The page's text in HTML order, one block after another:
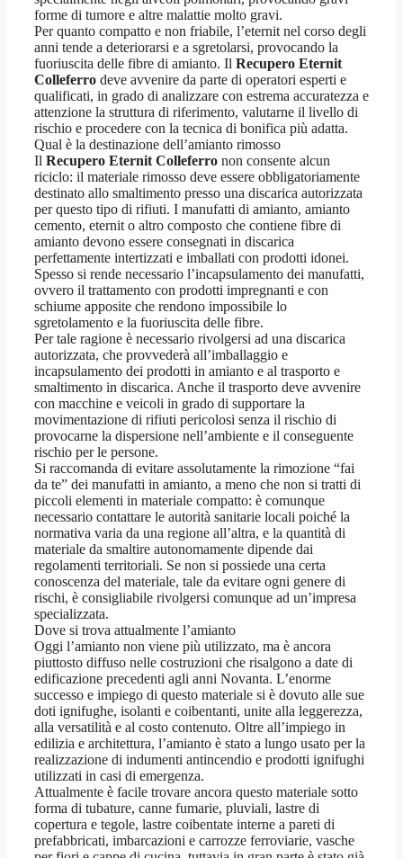
forme di tumore e altre malattie molto gravi.
Per quanto compatto e non friabile, l’eternit nel corso degli
anni tende a deteriorarsi e a sgretolarsi, provocando la
fuoriuscita delle fibre di amianto. Il Recupero Eternit
Colleferro deve avvenire da parte di operatori esperti e
qualificati, in grado di analizzare con estrema accuratezza e
attenzione la struttura di riferimento, valutarne il livello di
rischio e procedere con la tecnica di bonifica più adatta.
Qual è la destinazione dell’amianto rimosso
Il Recupero Eternit Colleferro non consente alcun
riciclo: il materiale rimosso deve essere obbligatoriamente
destinato allo smaltimento presso una discarica autorizzata
per questo tipo di rifiuti. I manufatti di amianto, amianto
cemento, eternit o altro composto che contiene fibre di
amianto devono essere consegnati in discarica
perfettamente intertizzati e imballati con prodotti idonei.
Spesso si rende necessario l’incapsulamento dei manufatti,
ovvero il trattamento con prodotti impregnanti e con
schiume apposite che rendono impossibile lo
sgretolamento e la fuoriuscita delle fibre.
Per tale ragione è necessario rivolgersi ad una discarica
autorizzata, che provvederà all’imballaggio e
incapsulamento dei prodotti in amianto e al trasporto e
smaltimento in discarica. Anche il trasporto deve avvenire
con macchine e veicoli in grado di supportare la
movimentazione di rifiuti pericolosi senza il rischio di
provocarne la dispersione nell’ambiente e il conseguente
rischio per le persone.
Si raccomanda di evitare assolutamente la rimozione “fai
da te” dei manufatti in amianto, a meno che non si tratti di
piccoli elementi in materiale compatto: è comunque
necessario contattare le autorità sanitarie locali poiché la
normativa varia da una regione all’altra, e la quantità di
materiale da smaltire autonomamente dipende dai
regolamenti territoriali. Se non si possiede una certa
conoscenza del materiale, tale da evitare ogni genere di
rischi, è consigliabile rivolgersi comunque ad un’impresa
specializzata.
Dove si trova attualmente l’amianto
Oggi l’amianto non viene più utilizzato, ma è ancora
piuttosto diffuso nelle costruzioni che risalgono a date di
edificazione precedenti agli anni Novanta. L’enorme
successo e impiego di questo materiale si è dovuto alle sue
doti ignifughe, isolanti e coibentanti, unite alla leggerezza,
alla versatilità e al costo contenuto. Oltre all’impiego in
edilizia e architettura, l’amianto è stato a lungo usato per la
realizzazione di indumenti antincendio e prodotti ignifughi
utilizzati in casi di emergenza.
Attualmente è facile trovare ancora questo materiale sotto
forma di tubature, canne fumarie, pluviali, lastre di
copertura e tegole, lastre coibentate interne a pareti di
prefabbricati, imbarcazioni e carrozze ferroviarie, vasche